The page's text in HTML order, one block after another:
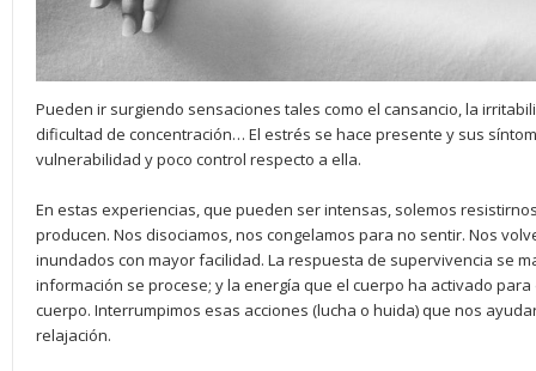
Pueden ir surgiendo sensaciones tales como el cansancio, la
dificultad de concentración… El estrés se hace presente y sus
vulnerabilidad y poco control respecto a ella.
En estas experiencias, que pueden ser intensas, solemos
producen. Nos disociamos, nos congelamos para no sentir. Nos
inundados con mayor facilidad. La respuesta de supervivencia se
información se procese; y la energía que el cuerpo ha activado
cuerpo. Interrumpimos esas acciones (lucha o huida) que nos
relajación.